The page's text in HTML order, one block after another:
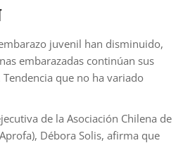
juvenil han disminuido,
embarazadas continúan sus
que no ha variado
de la Asociación Chilena de
Débora Solis, afirma que